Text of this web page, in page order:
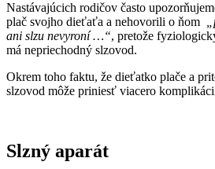
Nastávajúcich rodičov často
plač svojho dieťaťa a nehovorili o ňom
ani slzu nevyroní …“, pretože
má nepriechodný slzovod.
Okrem toho faktu, že dieťatko plače a
slzovod môže priniesť viacero
Slzný aparát